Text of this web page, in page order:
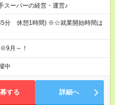
スーパーの経営・運営♪
分 休憩1時間) ※☆就業開始時間は
月～！
中
する 詳細へ